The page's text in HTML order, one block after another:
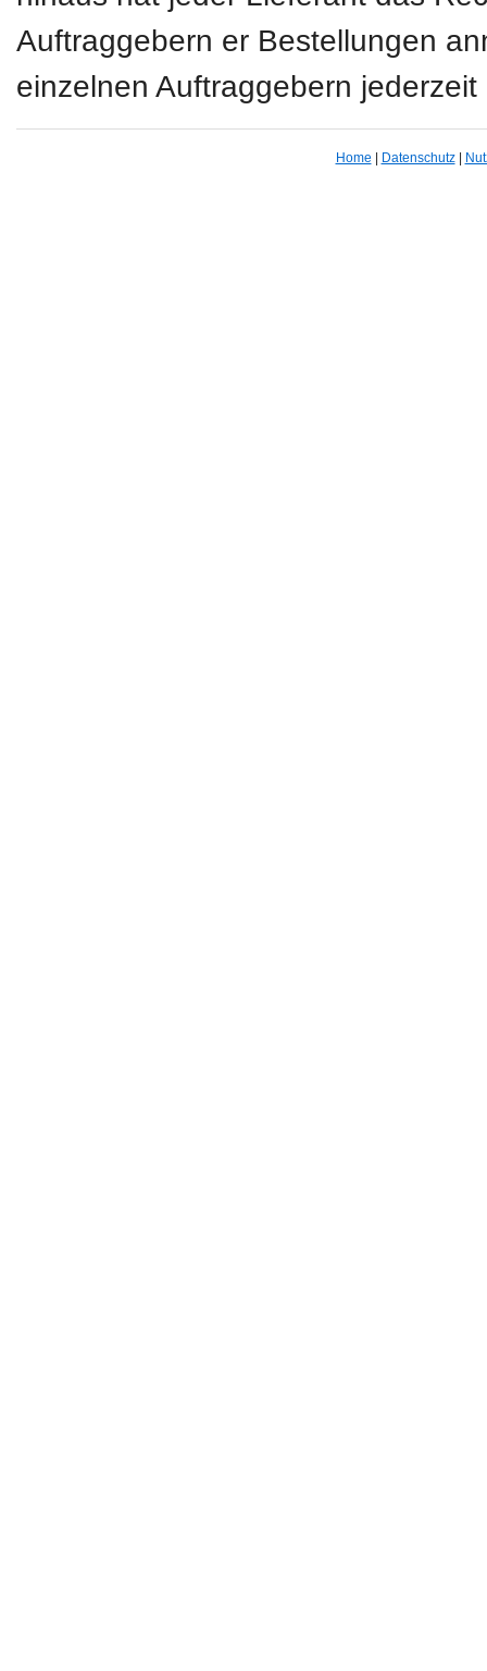
Auftraggebern er Bestellungen
einzelnen Auftraggebern
Home Datenschutz|